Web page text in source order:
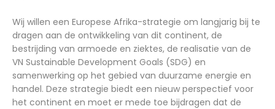
Wij willen een Europese Afrika-strategie om langjarig bij te
dragen aan de ontwikkeling van dit continent, de
bestrijding van armoede en ziektes, de realisatie van de
VN Sustainable Development Goals (SDG) en
samenwerking op het gebied van duurzame energie en
handel. Deze strategie biedt een nieuw perspectief voor
het continent en moet er mede toe bijdragen dat de